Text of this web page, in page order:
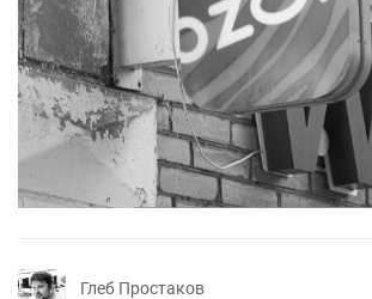
Глеб Простаков